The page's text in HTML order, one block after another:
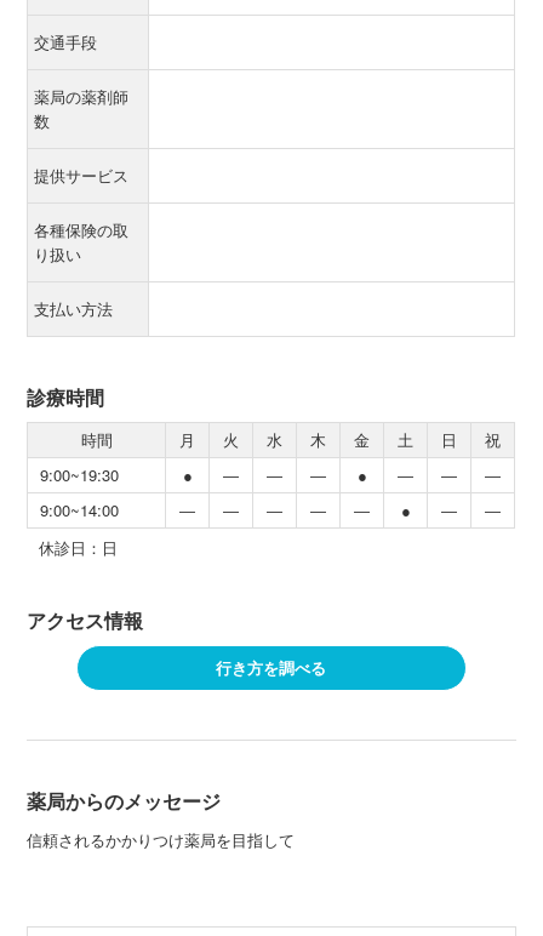
交通手段
薬局の薬剤師
数
提供サービス
各種保険の取
り扱い
支払い方法
診療時間
時間 月 火 水 木 金 土 日
祝
9:00~19:30
● ― ― ― ● ― ―
―
9:00~14:00
― ― ― ― ― ● ―
―
休診日：日
アクセス情報
行き方を調べる
薬局からのメッセージ
信頼されるかかりつけ薬局を目指して